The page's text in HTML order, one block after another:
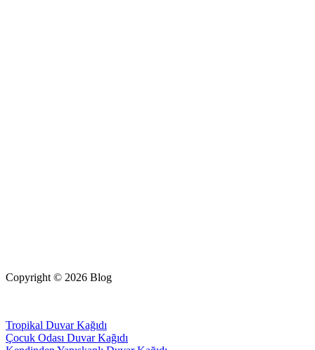
Copyright © 2026 Blog
Tropikal Duvar Kağıdı
Çocuk Odası Duvar Kağıdı